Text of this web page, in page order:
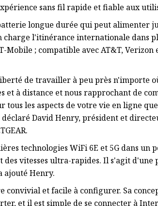
sans fil rapide et fiable aux
longue durée qui peut alimenter
l'itinérance internationale dans
Mobile ; compatible avec AT&T,
de travailler à peu près n'importe
et à distance et nous rapprochant de
les aspects de votre vie en ligne
déclaré David Henry, président et
technologies WiFi 6E et 5G dans
vitesses ultra-rapides. Il s'agit d'une
ajouté Henry.
convivial et facile à configurer. Sa
et il est simple de se connecter à